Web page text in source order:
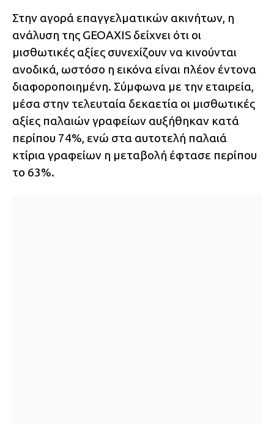
Στην αγορά επαγγελματικών ακινήτων, η
ανάλυση της GEOAXIS δείχνει ότι οι
μισθωτικές αξίες συνεχίζουν να κινούνται
ανοδικά, ωστόσο η εικόνα είναι πλέον έντονα
διαφοροποιημένη. Σύμφωνα με την εταιρεία,
μέσα στην τελευταία δεκαετία οι μισθωτικές
αξίες παλαιών γραφείων αυξήθηκαν κατά
περίπου 74%, ενώ στα αυτοτελή παλαιά
κτίρια γραφείων η μεταβολή έφτασε περίπου
το 63%.